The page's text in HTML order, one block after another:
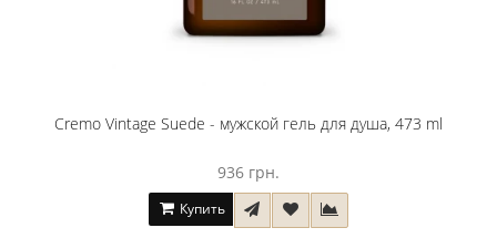
Cremo Vintage Suede - мужской гель для душа, 473 ml
936 грн.
Купить